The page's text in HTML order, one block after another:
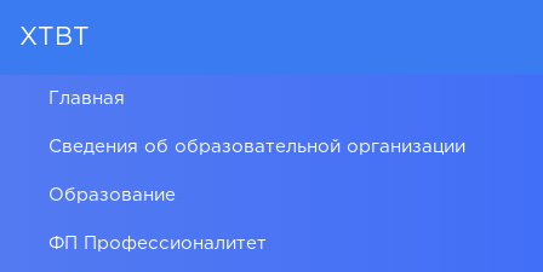
ХТВТ
Главная
Сведения об образовательной организации
Образование
ФП Профессионалитет